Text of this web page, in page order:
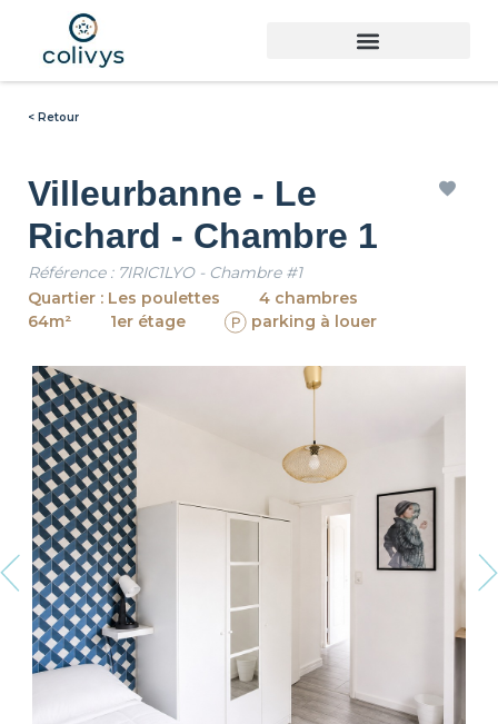
< Retour
Villeurbanne - Le
Richard - Chambre 1
Référence : 7IRIC1LYO - Chambre #1
Quartier : Les poulettes
4 chambres
64m²
1er étage parking à louer